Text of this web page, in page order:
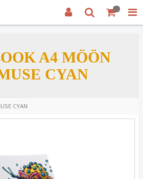
0
A4 MÖÖN
CYAN
CYAN